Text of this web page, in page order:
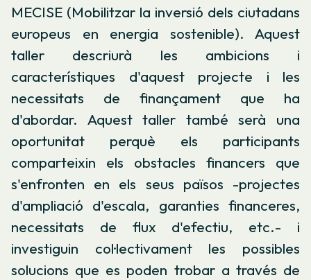
MECISE (Mobilitzar la inversió dels ciutadans
europeus en energia sostenible). Aquest
taller descriurà les ambicions i
característiques d'aquest projecte i les
necessitats de finançament que ha
d'abordar. Aquest taller també serà una
oportunitat perquè els participants
comparteixin els obstacles financers que
s'enfronten en els seus països -projectes
d'ampliació d'escala, garanties financeres,
necessitats de flux d'efectiu, etc.- i
investiguin col·lectivament les possibles
solucions que es poden trobar a través de